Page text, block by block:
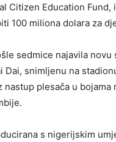
Citizen Education Fund,
100 miliona dolara za
sedmice najavila novu
Dai, snimljenu na
nastup plesača u bojama
s nigerijskim